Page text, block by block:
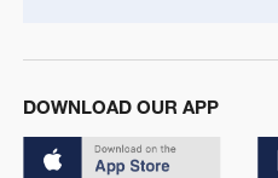
DOWNLOAD OUR APP